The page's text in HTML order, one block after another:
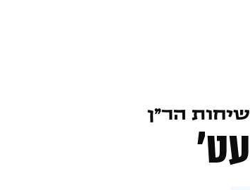
שיחות הר״ן
עט׳